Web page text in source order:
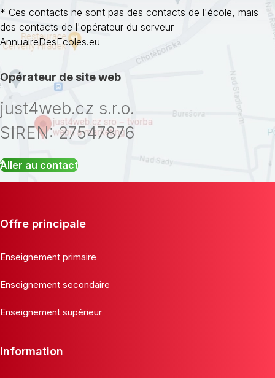
* Ces contacts ne sont pas des contacts de l'école, mais
des contacts de l'opérateur du serveur
AnnuaireDesEcoles.eu
Opérateur de site web
just4web.cz s.r.o.
SIREN: 27547876
Aller au contact
Offre principale
Enseignement primaire
Enseignement secondaire
Enseignement supérieur
Information